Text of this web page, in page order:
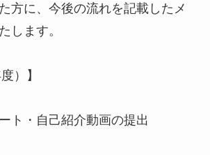
方に、今後の流れを記載したメ
します。
）】
ト・自己紹介動画の提出